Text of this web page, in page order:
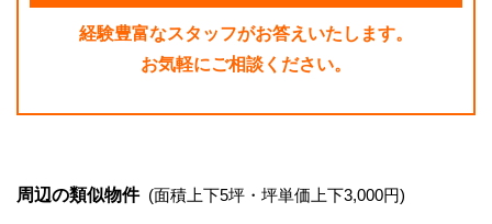
経験豊富なスタッフがお答えいたします。
お気軽にご相談ください。
周辺の類似物件 (面積上下5坪・坪単価上下3,000円)